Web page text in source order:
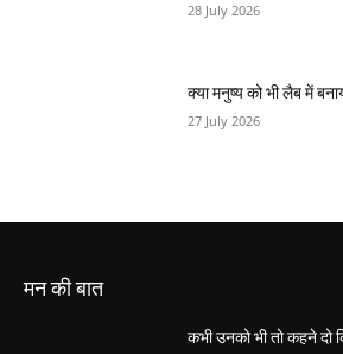
28 July 2026
क्या मनुष्य को भी लैब में
27 July 2026
मन की बात
कभी उनको भी तो कहने